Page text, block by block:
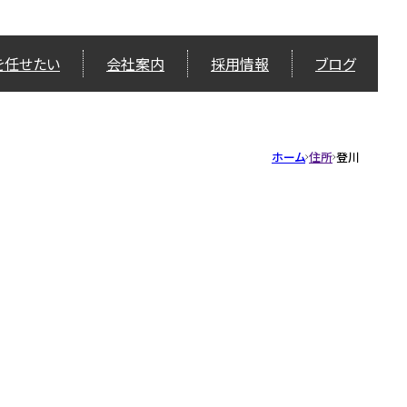
せたい 会社案内 採用情報 ブログ
ホーム 住所 登川